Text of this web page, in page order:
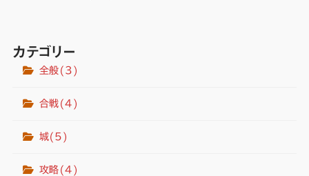
カテゴリー
全般 (3)
合戦 (4)
城(5)
攻略 (4)